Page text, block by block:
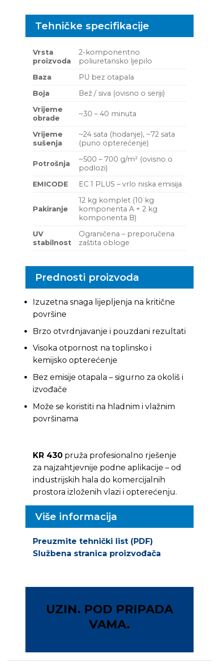
Tehničke specifikacije
Vrsta
proizvoda
2-komponentno
poliuretansko ljepilo
Baza
PU bez otapala
Boja
Bež / siva (ovisno o seriji)
Vrijeme
obrade
~30 – 40 minuta
Vrijeme
sušenja
~24 sata (hodanje), ~72 sata
(puno opterećenje)
Potrošnja
~500 – 700 g/m² (ovisno o
podlozi)
EMICODE
EC 1 PLUS – vrlo niska emisija
Pakiranje
12 kg komplet (10 kg
komponenta A + 2 kg
komponenta B)
UV
stabilnost
Ograničena – preporučena
zaštita obloge
Prednosti proizvoda
Izuzetna snaga lijepljenja na kritične
površine
Brzo otvrdnjavanje i pouzdani rezultati
Visoka otpornost na toplinsko i
kemijsko opterećenje
Bez emisije otapala – sigurno za okoliš i
izvođače
Može se koristiti na hladnim i vlažnim
površinama
KR 430pruža profesionalno rješenje
za najzahtjevnije podne aplikacije – od
industrijskih hala do komercijalnih
prostora izloženih vlazi i opterećenju.
Više informacija
Preuzmite tehnički list (PDF)
Službena stranica proizvođača
UZIN. POD PRIPADA
VAMA.